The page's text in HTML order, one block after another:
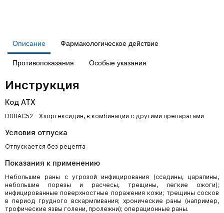
Описание Фармакологическое действие
Противопоказания Особые указания
Инструкция
Код АТХ
D08AC52 - Хлоргексидин, в комбинации с другими препаратами
Условия отпуска
Отпускается без рецепта
Показания к применению
Небольшие раны с угрозой инфицирования (ссадины, царапины,
небольшие порезы и расчесы, трещины, легкие ожоги);
инфицированные поверхностные поражения кожи; трещины сосков
в период грудного вскармливания; хронические раны (например,
трофические язвы голени, пролежни); операционные раны.